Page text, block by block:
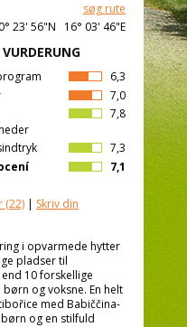
søg rute
23' 56"N 16° 03' 46"E
6,3
7,0
7,8
7,3
7,1
(22) | Skriv din
i opvarmede hytter
pladser til
10 forskellige
og voksne. En helt
med Babiččina-
og en stilfuld